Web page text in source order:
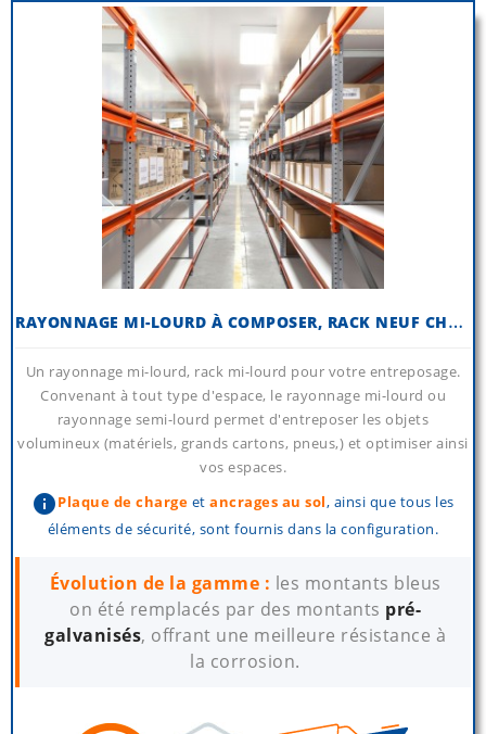
R
AYONNAGE MI-LOURD À COMPOSER, RACK NEUF CHARGES MI-LOURDES
Un rayonnage mi-lourd, rack mi-lourd pour votre entreposage.
Convenant à tout type d'espace, le rayonnage mi-lourd ou
rayonnage semi-lourd permet d'entreposer les objets
volumineux (matériels, grands cartons, pneus,) et optimiser ainsi
vos espaces.
infoPlaque de charge etancrages au sol, ainsi que tous les
éléments de sécurité, sont fournis dans la configuration.
Évolution de la gamme : les montants bleus
on été remplacés par des montants pré-
galvanisés, offrant une meilleure résistance à
la corrosion.